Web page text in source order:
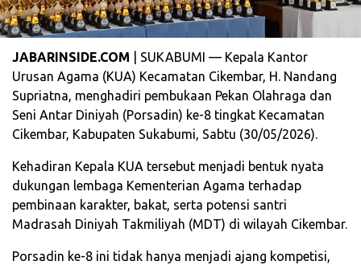
JABARINSIDE.COM | SUKABUMI — Kepala Kantor
Urusan Agama (KUA) Kecamatan Cikembar, H. Nandang
Supriatna, menghadiri pembukaan Pekan Olahraga dan
Seni Antar Diniyah (Porsadin) ke-8 tingkat Kecamatan
Cikembar, Kabupaten Sukabumi, Sabtu (30/05/2026).
Kehadiran Kepala KUA tersebut menjadi bentuk nyata
dukungan lembaga Kementerian Agama terhadap
pembinaan karakter, bakat, serta potensi santri
Madrasah Diniyah Takmiliyah (MDT) di wilayah Cikembar.
Porsadin ke-8 ini tidak hanya menjadi ajang kompetisi,